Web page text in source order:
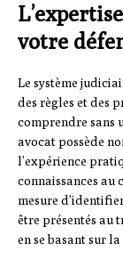
votre
Le système
des règles et des
comprendre sans
avocat possède
l’expérience
connaissances au
mesure
être présentés au
en se basant sur